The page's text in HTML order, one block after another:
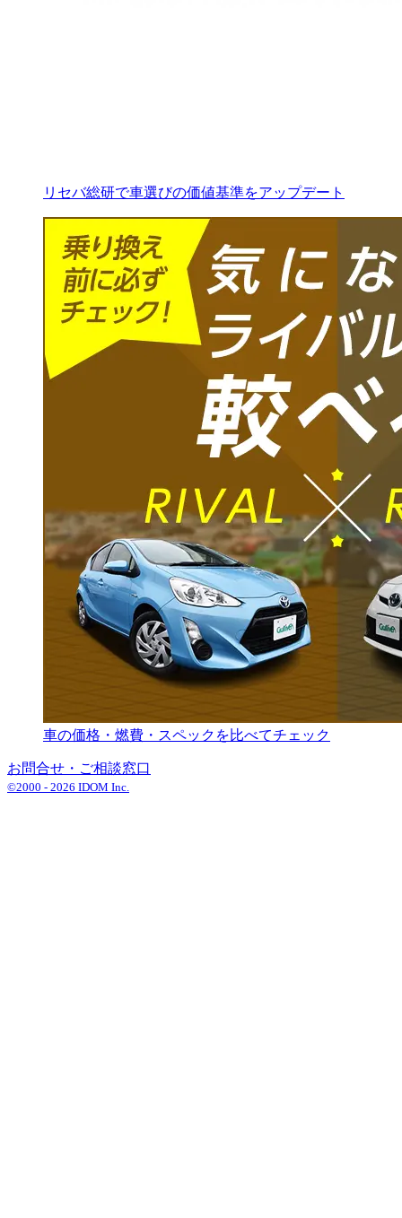
リセバ総研で車選びの価値基準をアップデート
車の価格・燃費・スペックを比べてチェック
お問合せ・ご相談窓口
©2000 - 2026 IDOM Inc.